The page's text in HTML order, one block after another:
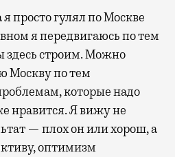
просто гулял по Москве
я передвигаюсь по тем
здесь строим. Можно
Москву по тем
которые надо
нравится. Я вижу не
— плох он или хорош, а
оптимизм